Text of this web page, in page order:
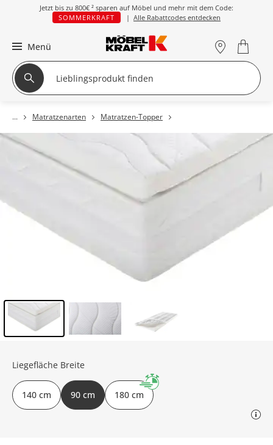
Jetzt bis zu 800€ ² sparen auf Möbel und mehr mit dem Code:
SOMMERKRAFT
| Alle Rabattcodes entdecken
Menü
Matratzenarten Matratzen-Topper
Liegefläche Breite
140 cm 90 cm 180 cm